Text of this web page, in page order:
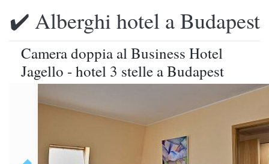
✔️ Alberghi hotel a Budapest
Camera doppia al Business Hotel
Jagello - hotel 3 stelle a Budapest